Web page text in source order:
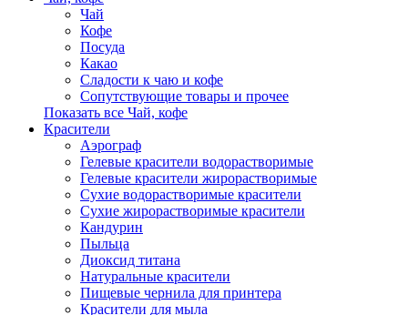
Чай
Кофе
Посуда
Какао
Сладости к чаю и кофе
Сопутствующие товары и прочее
Показать все Чай, кофе
Красители
Аэрограф
Гелевые красители водорастворимые
Гелевые красители жирорастворимые
Сухие водорастворимые красители
Сухие жирорастворимые красители
Кандурин
Пыльца
Диоксид титана
Натуральные красители
Пищевые чернила для принтера
Красители для мыла